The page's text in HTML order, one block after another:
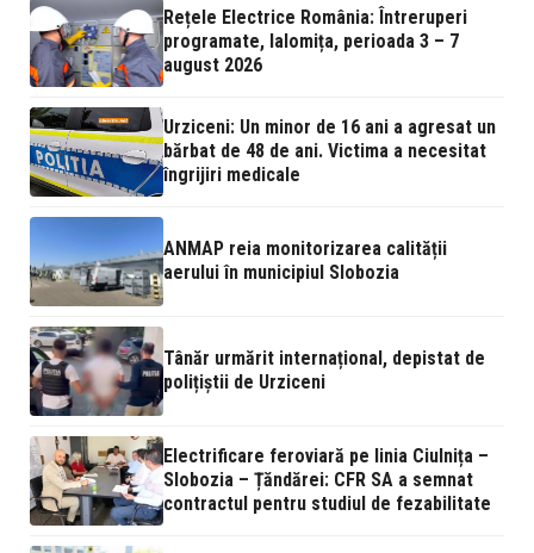
Rețele Electrice România: Întreruperi
programate, Ialomița, perioada 3 – 7
august 2026
Urziceni: Un minor de 16 ani a agresat un
bărbat de 48 de ani. Victima a necesitat
îngrijiri medicale
ANMAP reia monitorizarea calității
aerului în municipiul Slobozia
Tânăr urmărit internațional, depistat de
polițiștii de Urziceni
Electrificare feroviară pe linia Ciulnița –
Slobozia – Țăndărei: CFR SA a semnat
contractul pentru studiul de fezabilitate